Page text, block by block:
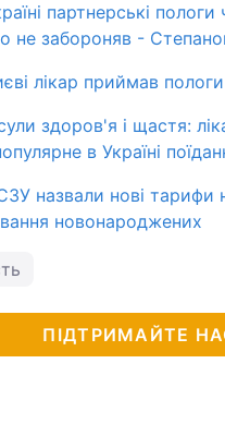
партнерські
не забороняв -
лікар приймав
здоров'я і щастя:
в Україні
назвали нові тарифи
новонароджених
ПІДТРИМАЙТЕ